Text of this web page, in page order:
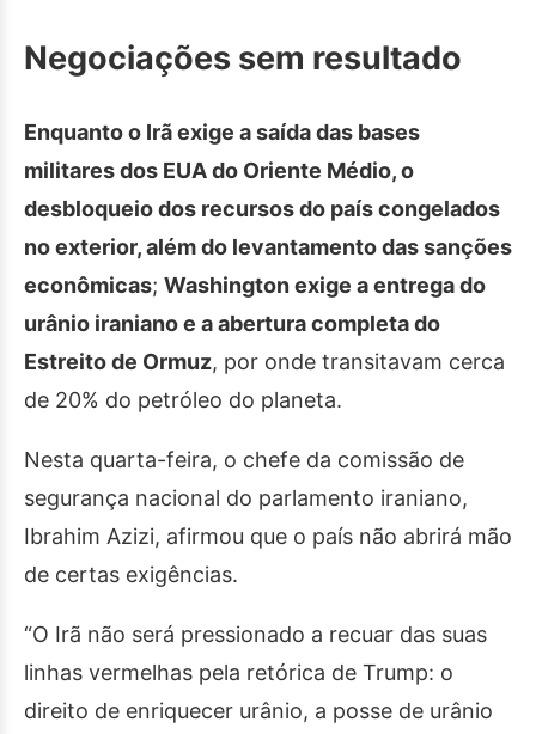
Negociações sem resultado
Enquanto o Irã exige a saída das bases
militares dos EUA do Oriente Médio, o
desbloqueio dos recursos do país congelados
no exterior, além do levantamento das sanções
econômicas; Washington exige a entrega do
urânio iraniano e a abertura completa do
Estreito de Ormuz, por onde transitavam cerca
de 20% do petróleo do planeta.
Nesta quarta-feira, o chefe da comissão de
segurança nacional do parlamento iraniano,
Ibrahim Azizi, afirmou que o país não abrirá mão
de certas exigências.
“O Irã não será pressionado a recuar das suas
linhas vermelhas pela retórica de Trump: o
direito de enriquecer urânio, a posse de urânio